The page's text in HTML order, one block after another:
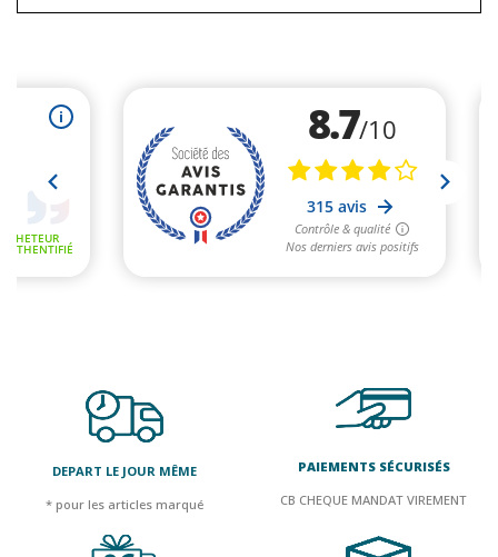
DEPART LE JOUR MÊME
* pour les articles marqué
PAIEMENTS SÉCURISÉS
CB CHEQUE MANDAT VIREMENT